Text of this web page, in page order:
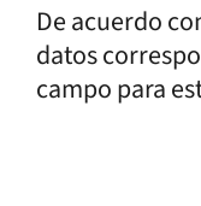
De acuerdo
datos
campo para